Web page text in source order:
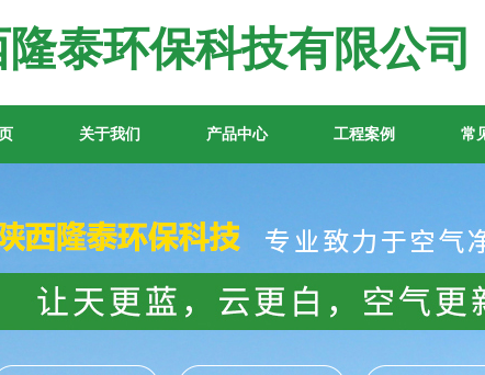
隆泰环保科技有限公司
关于我们 产品中心 工程案例 常